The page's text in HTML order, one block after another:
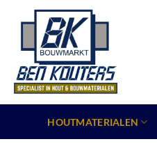
HOUTMATERIALEN